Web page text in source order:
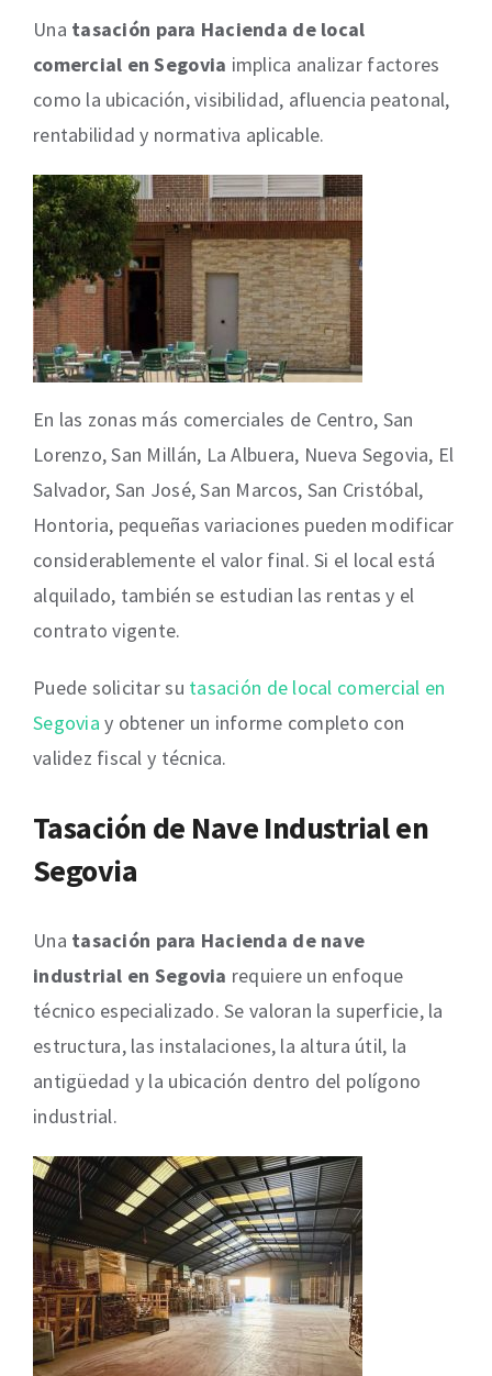
Una tasación para Hacienda de local
comercial en Segovia implica analizar factores
como la ubicación, visibilidad, afluencia peatonal,
rentabilidad y normativa aplicable.
En las zonas más comerciales de Centro, San
Lorenzo, San Millán, La Albuera, Nueva Segovia, El
Salvador, San José, San Marcos, San Cristóbal,
Hontoria, pequeñas variaciones pueden modificar
considerablemente el valor final. Si el local está
alquilado, también se estudian las rentas y el
contrato vigente.
Puede solicitar su tasación de local comercial en
Segovia y obtener un informe completo con
validez fiscal y técnica.
Tasación de Nave Industrial en
Segovia
Una tasación para Hacienda de nave
industrial en Segovia requiere un enfoque
técnico especializado. Se valoran la superficie, la
estructura, las instalaciones, la altura útil, la
antigüedad y la ubicación dentro del polígono
industrial.